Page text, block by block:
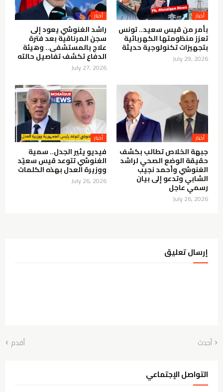
أخبار
بأمر من قيس سعيد.. تونس
تعزز منظومتها الكهربائية
بتجهيزات تكنولوجية حديثة
July 29, 2026
أخبار
راشد الغنوشي يعود إلى
سجن المرناقية بعد فترة
علاج بالمستشفى.. وهيئة
الدفاع تكشف تفاصيل حالته
July 27, 2026
أخبار
جبهة الخلاص تطالب بكشف
حقيقة الوضع الصحي لراشد
الغنوشي وأحمد نجيب
الشابي وتدعو إلى بيان
رسمي عاجل
July 26, 2026
أخبار
فيديو يثير الجدل.. سمية
الغنوشي تتوعد قيس سعيّد
ووزيرة العدل بهذه الكلمات
July 26, 2026
إرسال تعليق
أحدث أقدم
التواصل الإجتماعي